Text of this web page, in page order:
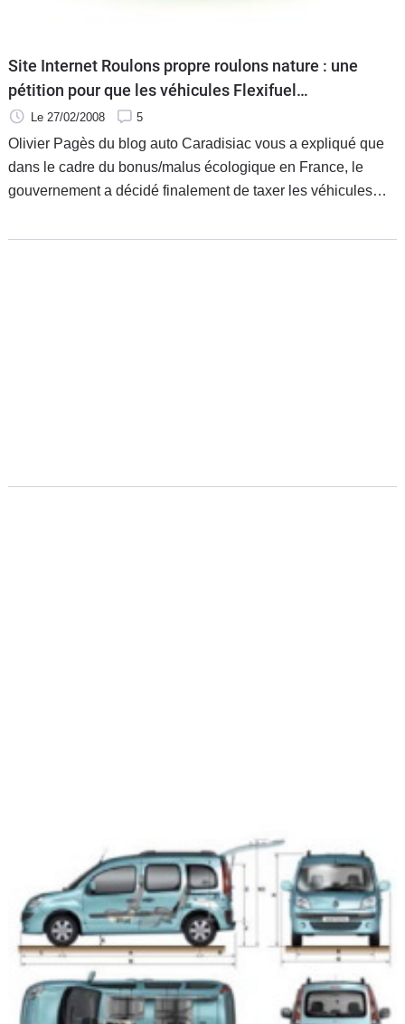
Site Internet Roulons propre roulons nature : une
pétition pour que les véhicules Flexifuel
bénéficient du bonus écologique
Le 27/02/2008 5
Olivier Pagès du blog auto Caradisiac vous a expliqué que
dans le cadre du bonus/malus écologique en France, le
gouvernement a décidé finalement de taxer les véhicules
classiques : l’acheteur